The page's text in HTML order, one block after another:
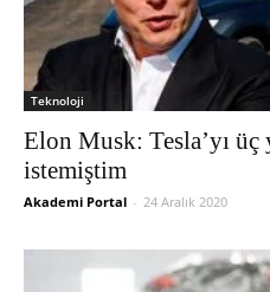
Teknoloji
Elon Musk: Tesla’yı üç
istemiştim
Akademi Portal - 24 Aralık 2020